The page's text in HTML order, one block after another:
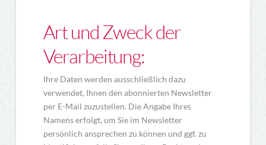
Art und Zweck der
Verarbeitung:
Ihre Daten werden ausschließlich dazu
verwendet, Ihnen den abonnierten Newsletter
per E-Mail zuzustellen. Die Angabe Ihres
Namens erfolgt, um Sie im Newsletter
persönlich ansprechen zu können und ggf. zu